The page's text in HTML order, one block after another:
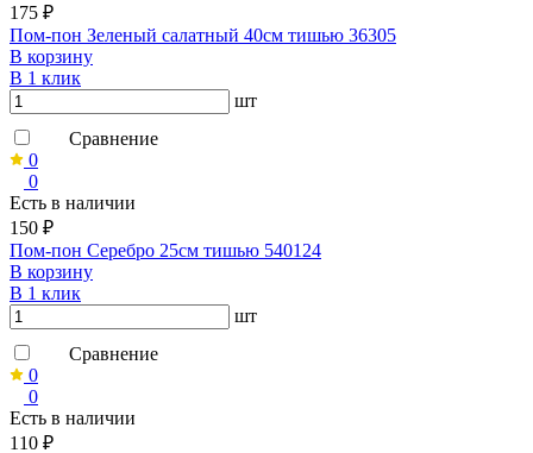
175 ₽
Пом-пон Зеленый салатный 40см тишью 36305
В корзину
В 1 клик
шт
Сравнение
0
0
Есть в наличии
150 ₽
Пом-пон Серебро 25см тишью 540124
В корзину
В 1 клик
шт
Сравнение
0
0
Есть в наличии
110 ₽